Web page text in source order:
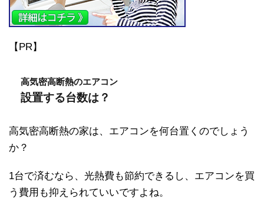
【PR】
高気密高断熱のエアコン
設置する台数は？
高気密高断熱の家は、エアコンを何台置くのでしょう
か？
1台で済むなら、光熱費も節約できるし、エアコンを買
う費用も抑えられていいですよね。